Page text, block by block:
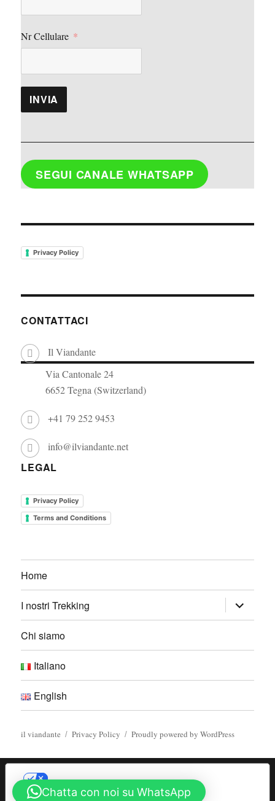
Nr Cellulare
INVIA
SEGUI CANALE WHATSAPP
Privacy Policy
CONTATTACI
Il Viandante
Via Cantonale 24
6652 Tegna (Switzerland)
+41 79 252 9453
info@ilviandante.net
LEGAL
Privacy Policy
Terms and Conditions
Home
I nostri Trekking
Chi siamo
Italiano
English
il viandante Privacy Policy Proudly powered by WordPress
Chatta con noi su WhatsApp
PRIVACY